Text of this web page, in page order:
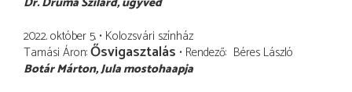
2022. október 5. Kolozsvári színház
Tamási Áron Ősvigasztalás Rendező Béres László
Botár Márton Jula mostohaapja